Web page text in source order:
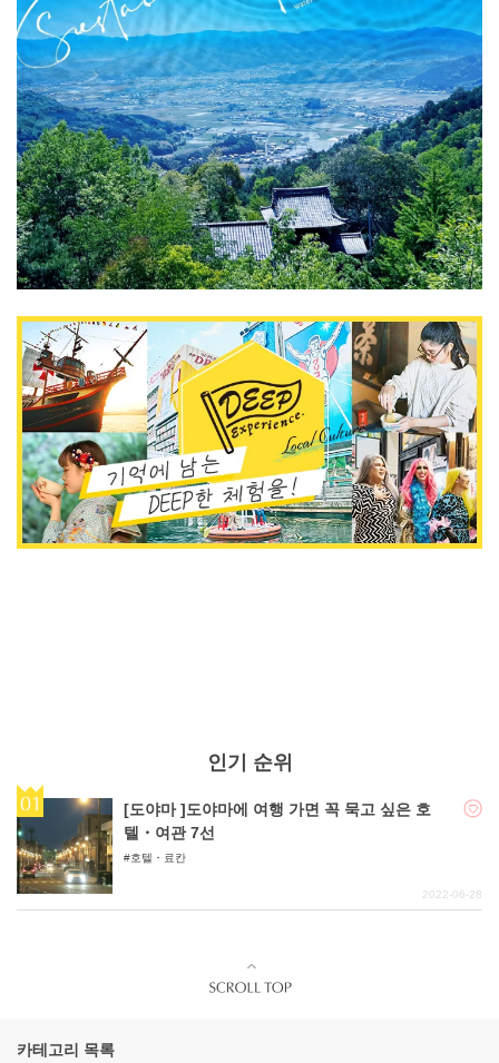
인기 순위
[도야마 ]도야마에 여행 가면 꼭 묵고 싶은 호
텔・여관 7선
호텔・료칸
2022-06-28
카테고리 목록